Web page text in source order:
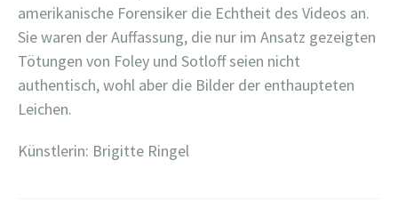
amerikanische Forensiker die Echtheit des Videos an.
Sie waren der Auffassung, die nur im Ansatz gezeigten
Tötungen von Foley und Sotloff seien nicht
authentisch, wohl aber die Bilder der enthaupteten
Leichen.
Künstlerin: Brigitte Ringel